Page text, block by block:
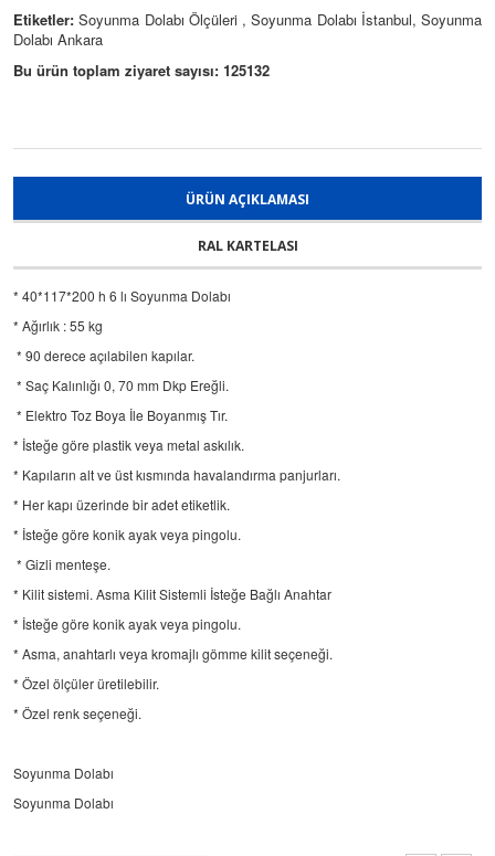
Etiketler: Soyunma Dolabı Ölçüleri , Soyunma Dolabı İstanbul, Soyunma
Dolabı Ankara
Bu ürün toplam ziyaret sayısı: 125132
ÜRÜN AÇIKLAMASI
RAL KARTELASI
* 40*117*200 h 6 lı Soyunma Dolabı
* Ağırlık : 55 kg
* 90 derece açılabilen kapılar.
* Saç Kalınlığı 0, 70 mm Dkp Ereğli.
* Elektro Toz Boya İle Boyanmış Tır.
* İsteğe göre plastik veya metal askılık.
* Kapıların alt ve üst kısmında havalandırma panjurları.
* Her kapı üzerinde bir adet etiketlik.
* İsteğe göre konik ayak veya pingolu.
* Gizli menteşe.
* Kilit sistemi. Asma Kilit Sistemli İsteğe Bağlı Anahtar
* İsteğe göre konik ayak veya pingolu.
* Asma, anahtarlı veya kromajlı gömme kilit seçeneği.
* Özel ölçüler üretilebilir.
* Özel renk seçeneği.
Soyunma Dolabı
Soyunma Dolabı